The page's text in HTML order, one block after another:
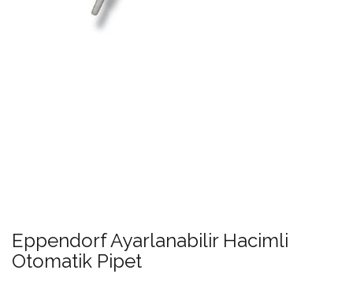
Eppendorf Ayarlanabilir Hacimli
Otomatik Pipet